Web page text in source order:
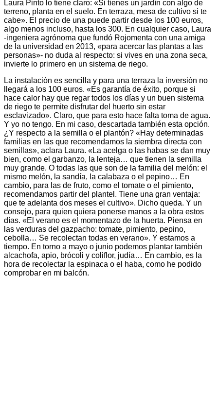
Laura Pinto lo tiene claro: «Si tienes un jardín con algo de
terreno, planta en el suelo. En terraza, mesa de cultivo si te
cabe». El precio de una puede partir desde los 100 euros,
algo menos incluso, hasta los 300. En cualquier caso, Laura
-ingeniera agrónoma que fundó Rojomenta con una amiga
de la universidad en 2013, «para acercar las plantas a las
personas»- no duda al respecto: si vives en una zona seca,
invierte lo primero en un sistema de riego.
La instalación es sencilla y para una terraza la inversión no
llegará a los 100 euros. «Es garantía de éxito, porque si
hace calor hay que regar todos los días y un buen sistema
de riego te permite disfrutar del huerto sin estar
esclavizado». Claro, que para esto hace falta toma de agua.
Y yo no tengo. En mi caso, descartada también esta opción.
¿Y respecto a la semilla o el plantón? «Hay determinadas
familias en las que recomendamos la siembra directa con
semillas», aclara Laura. «La acelga o las habas se dan muy
bien, como el garbanzo, la lenteja… que tienen la semilla
muy grande. O todas las que son de la familia del melón: el
mismo melón, la sandía, la calabaza o el pepino… En
cambio, para las de fruto, como el tomate o el pimiento,
recomendamos partir del plantel. Tiene una gran ventaja:
que te adelanta dos meses el cultivo». Dicho queda. Y un
consejo, para quien quiera ponerse manos a la obra estos
días. «El verano es el momentazo de la huerta. Piensa en
las verduras del gazpacho: tomate, pimiento, pepino,
cebolla… Se recolectan todas en verano». Y estamos a
tiempo. En torno a mayo o junio podemos plantar también
alcachofa, apio, brócoli y coliflor, judía… En cambio, es la
hora de recolectar la espinaca o el haba, como he podido
comprobar en mi balcón.